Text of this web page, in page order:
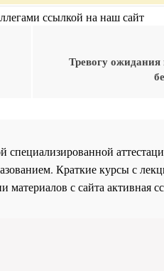
ссылкой на наш сайт
Тревогу
специализированной
Краткие курсы с
материалов с сайта активная